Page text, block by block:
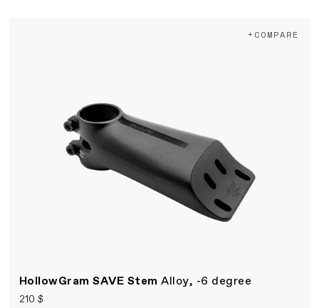
HollowGram SAVE StemAlloy, -6 degree
210 $
+COMPARE